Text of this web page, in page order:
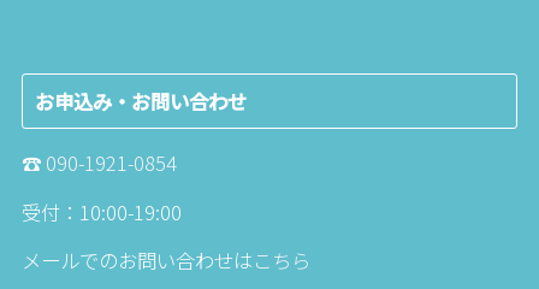
お申込み・お問い合わせ
☎︎ 090-1921-0854
受付：10:00-19:00
メールでのお問い合わせはこちら